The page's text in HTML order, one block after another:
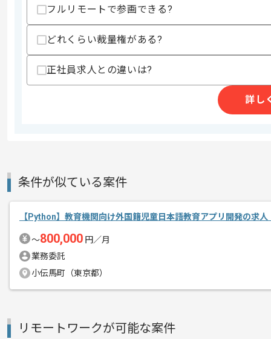
・フロントエンドフレームワーク利用経
上記に似た経験やスキルをお持ちであれば申
SES事業を展開している企業でございま
フルリモートで参画できる?
どれくらい裁量権がある?
正社員求人との違いは?
詳し
条件が似ている案件
【Python】教育機関向け外国籍児童日本語教育アプリ開発の求人
〜800,000 円／月
業務委託
小伝馬町（東京都）
リモートワークが可能な案件